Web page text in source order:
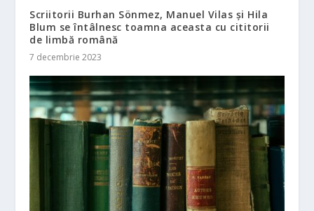
Scriitorii Burhan Sönmez, Manuel Vilas și Hila
Blum se întâlnesc toamna aceasta cu cititorii
de limbă română
7 decembrie 2023